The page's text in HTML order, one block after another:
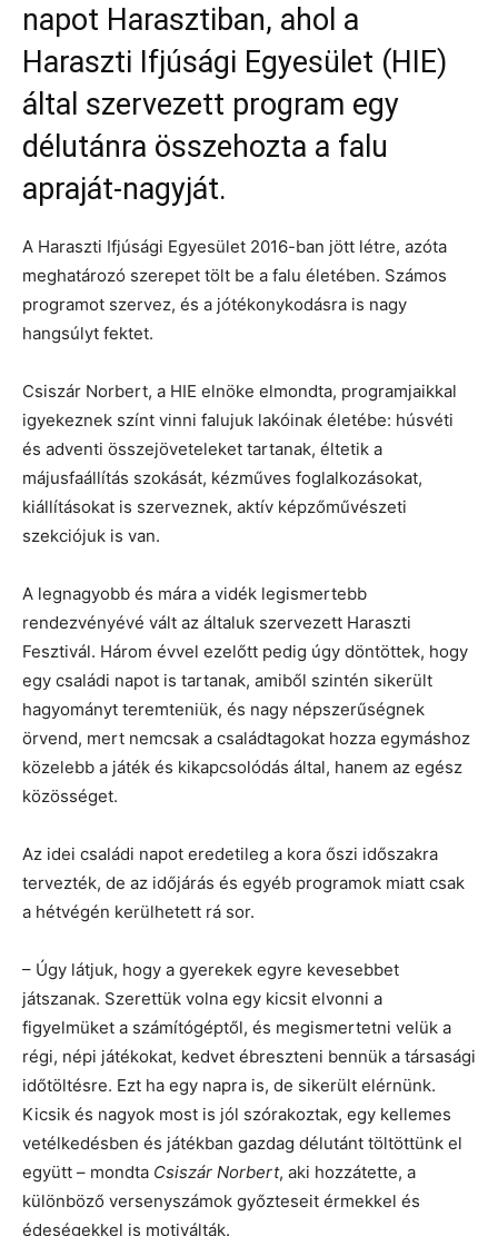
napot Harasztiban, ahol a
Haraszti Ifjúsági Egyesület (HIE)
által szervezett program egy
délutánra összehozta a falu
apraját-nagyját.
A Haraszti Ifjúsági Egyesület 2016-ban jött létre, azóta
meghatározó szerepet tölt be a falu életében. Számos
programot szervez, és a jótékonykodásra is nagy
hangsúlyt fektet.
Csiszár Norbert, a HIE elnöke elmondta, programjaikkal
igyekeznek színt vinni falujuk lakóinak életébe: húsvéti
és adventi összejöveteleket tartanak, éltetik a
májusfaállítás szokását, kézműves foglalkozásokat,
kiállításokat is szerveznek, aktív képzőművészeti
szekciójuk is van.
A legnagyobb és mára a vidék legismertebb
rendezvényévé vált az általuk szervezett Haraszti
Fesztivál. Három évvel ezelőtt pedig úgy döntöttek, hogy
egy családi napot is tartanak, amiből szintén sikerült
hagyományt teremteniük, és nagy népszerűségnek
örvend, mert nemcsak a családtagokat hozza egymáshoz
közelebb a játék és kikapcsolódás által, hanem az egész
közösséget.
Az idei családi napot eredetileg a kora őszi időszakra
tervezték, de az időjárás és egyéb programok miatt csak
a hétvégén kerülhetett rá sor.
– Úgy látjuk, hogy a gyerekek egyre kevesebbet
játszanak. Szerettük volna egy kicsit elvonni a
figyelmüket a számítógéptől, és megismertetni velük a
régi, népi játékokat, kedvet ébreszteni bennük a társasági
időtöltésre. Ezt ha egy napra is, de sikerült elérnünk.
Kicsik és nagyok most is jól szórakoztak, egy kellemes
vetélkedésben és játékban gazdag délutánt töltöttünk el
együtt – mondta Csiszár Norbert, aki hozzátette, a
különböző versenyszámok győzteseit érmekkel és
édeségekkel is motiválták.